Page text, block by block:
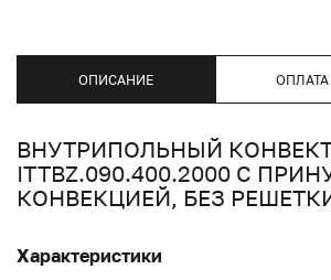
ОПИСАНИЕ
ВНУТРИПОЛЬНЫЙ
ITTBZ.090.400.2000 С
КОНВЕКЦИЕЙ, БЕЗ
Характеристики